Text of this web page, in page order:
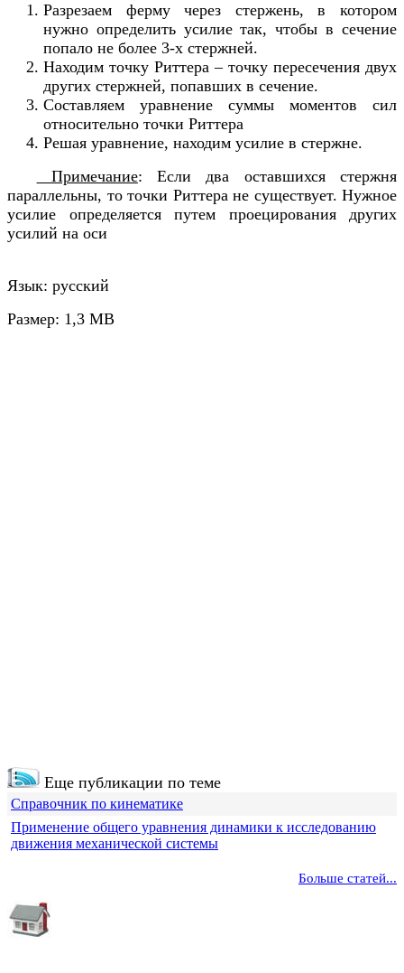
Разрезаем ферму через стержень, в котором
нужно определить усилие так, чтобы в сечение
попало не более 3-х стержней.
Находим точку Риттера – точку пересечения двух
других стержней, попавших в сечение.
Составляем уравнение суммы моментов сил
относительно точки Риттера
Решая уравнение, находим усилие в стержне.
Примечание: Если два оставшихся стержня
параллельны, то точки Риттера не существует. Нужное
усилие определяется путем проецирования других
усилий на оси
Язык: русский
Размер: 1,3 МВ
Еще публикации по теме
Справочник по кинематике
Применение общего уравнения динамики к исследованию
движения механической системы
Больше статей...